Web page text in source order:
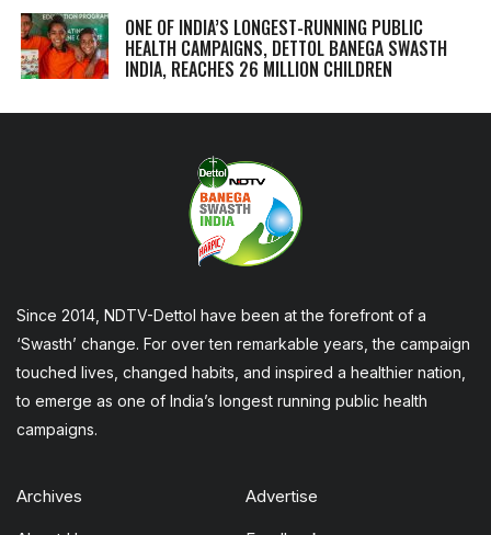
ONE OF INDIA’S LONGEST-RUNNING PUBLIC
HEALTH CAMPAIGNS, DETTOL BANEGA SWASTH
INDIA, REACHES 26 MILLION CHILDREN
Since 2014, NDTV-Dettol have been at the forefront of a
‘Swasth’ change. For over ten remarkable years, the campaign
touched lives, changed habits, and inspired a healthier nation,
to emerge as one of India’s longest running public health
campaigns.
Archives Advertise